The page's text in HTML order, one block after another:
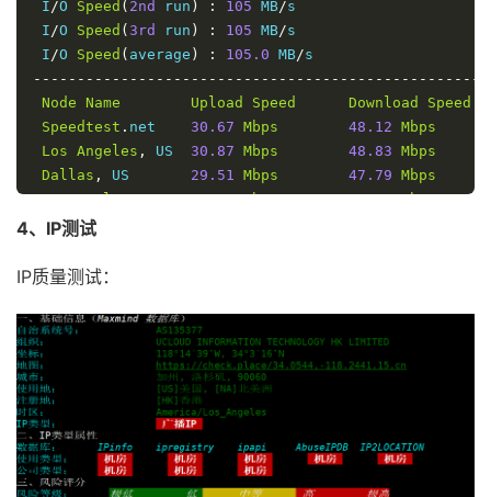
I/O Speed ( 2nd run ) : 105 MB/s
I/O Speed ( 3rd run ) : 105 MB/s
I/O Speed ( average ) : 105.0 MB/
Node Name Upload Speed Download
Speed
Speedtest . net 30.67 Mbps 48.12 Mbps
Los Angeles , US 30.87 Mbps 48.83 Mbps
Dallas , US 29.51 Mbps 47.79 Mbps
Montreal, CA 29.95 Mbps 48.77 Mbps
Paris, FR
Beijing ,
Hong
Kong, CN
Singapore
SG 30.09 Mbps 53.02
Tokyo
JP 30.12 Mbps 49.65 Mbps
4、IP测试
IP质量测试：